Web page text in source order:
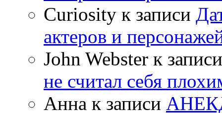
Curiosity к записи
актеров и
John Webster к
не считал себя
Анна к записи